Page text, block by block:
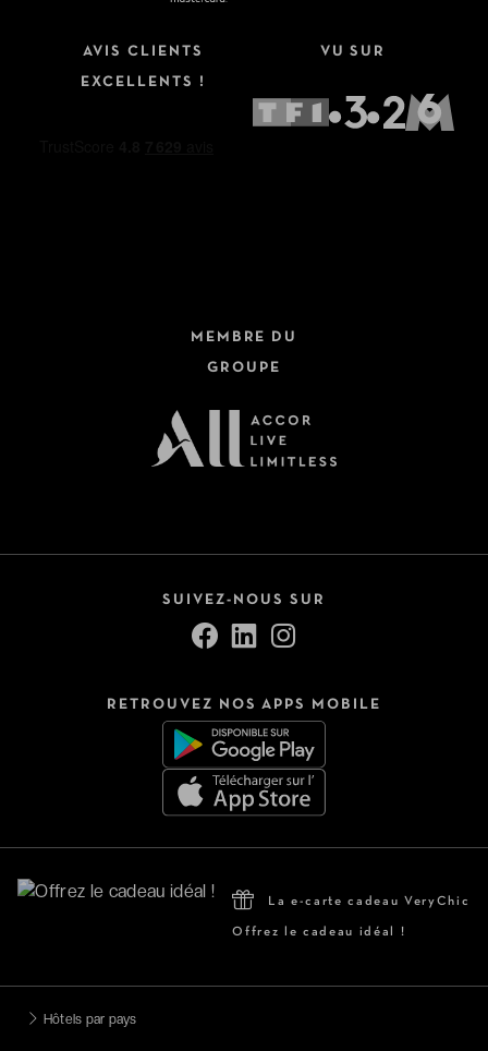
AVIS CLIENTS
EXCELLENTS !
VU SUR
MEMBRE DU
GROUPE
SUIVEZ-NOUS SUR
RETROUVEZ NOS APPS MOBILE
La e-carte cadeau VeryChic
Offrez le cadeau idéal !
Hôtels par pays